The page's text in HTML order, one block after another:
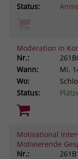
Status:
Moderation in
Nr.:
Wann:
Mi.
Wo:
Status:
Motivational
Motivierende
Nr.: